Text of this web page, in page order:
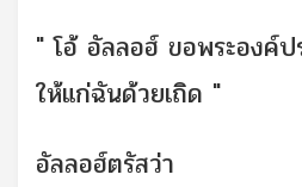
" โอ้ อัลลอฮ์ ขอพระองค์ป
ให้แก่ฉันด้วยเถิด "
อัลลอฮ์ตรัสว่า